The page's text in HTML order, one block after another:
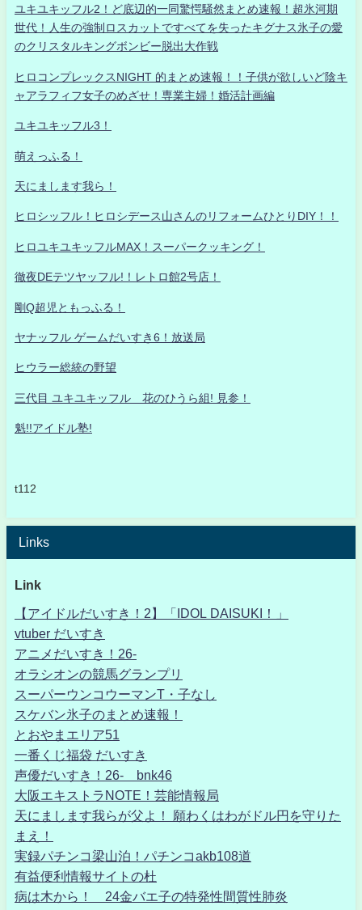
ユキユキッフル2！ど底辺的一同驚愕騒然まとめ速報！超氷河期
世代！人生の強制ロスカットですべてを失ったキグナス氷子の愛
のクリスタルキングボンビー脱出大作戦
ヒロコンプレックスNIGHT 的まとめ速報！！子供が欲しいど陰キ
ャアラフィフ女子のめざせ！専業主婦！婚活計画編
ユキユキッフル3！
萌えっふる！
天にまします我ら！
ヒロシッフル！ヒロシデース山さんのリフォームひとりDIY！！
ヒロユキユキッフルMAX！スーパークッキング！
徹夜DEテツヤッフル!！レトロ館2号店！
剛Q超児ともっふる！
ヤナッフル ゲームだいすき6！放送局
ヒウラー総統の野望
三代目 ユキユキッフル 花のひうら組! 見参！
魁!!アイドル塾!
t112
Links
Link
【アイドルだいすき！2】「IDOL DAISUKI！」
vtuber だいすき
アニメだいすき！26-
オラシオンの競馬グランプリ
スーパーウンコウーマンT・子なし
スケバン氷子のまとめ速報！
とおやまエリア51
一番くじ福袋 だいすき
声優だいすき！26- bnk46
大阪エキストラNOTE！芸能情報局
天にまします我らが父よ！ 願わくはわがドル円を守りた
まえ！
実録パチンコ梁山泊！パチンコakb108道
有益便利情報サイトの杜
病は木から！ 24金バエ子の特発性間質性肺炎